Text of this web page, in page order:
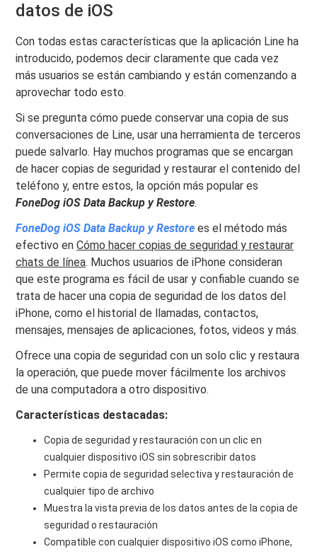
datos de iOS
Con todas estas características que la aplicación Line ha
introducido, podemos decir claramente que cada vez
más usuarios se están cambiando y están comenzando a
aprovechar todo esto.
Si se pregunta cómo puede conservar una copia de sus
conversaciones de Line, usar una herramienta de terceros
puede salvarlo. Hay muchos programas que se encargan
de hacer copias de seguridad y restaurar el contenido del
teléfono y, entre estos, la opción más popular es
FoneDog iOS Data Backup y Restore.
FoneDog iOS Data Backup y Restore es el método más
efectivo enCómo hacer copias de seguridad y restaurar
chats de línea. Muchos usuarios de iPhone consideran
que este programa es fácil de usar y confiable cuando se
trata de hacer una copia de seguridad de los datos del
iPhone, como el historial de llamadas, contactos,
mensajes, mensajes de aplicaciones, fotos, videos y más.
Ofrece una copia de seguridad con un solo clic y restaura
la operación, que puede mover fácilmente los archivos
de una computadora a otro dispositivo.
Características destacadas:
Copia de seguridad y restauración con un clic en
cualquier dispositivo iOS sin sobrescribir datos
Permite copia de seguridad selectiva y restauración de
cualquier tipo de archivo
Muestra la vista previa de los datos antes de la copia de
seguridad o restauración
Compatible con cualquier dispositivo iOS como iPhone,